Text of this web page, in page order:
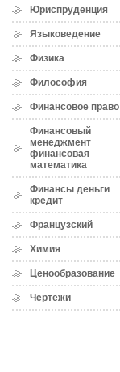
Юриспруденция
Языковедение
Физика
Философия
Финансовое право
Финансовый
менеджмент
финансовая
математика
Финансы деньги
кредит
Французский
Химия
Ценообразование
Чертежи